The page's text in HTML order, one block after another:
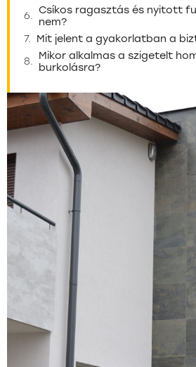
Csíkos ragasztás és nyitott
nem?
Mit jelent a gyakorlatban a
Mikor alkalmas a szigetelt
burkolásra?